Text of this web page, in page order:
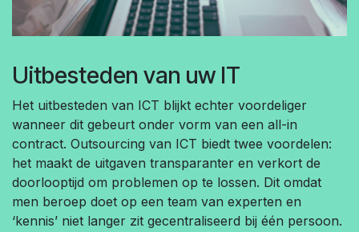
Uitbesteden van uw IT
Het uitbesteden van ICT blijkt echter voordeliger
wanneer dit gebeurt onder vorm van een all-in
contract. Outsourcing van ICT biedt twee voordelen:
het maakt de uitgaven transparanter en verkort de
doorlooptijd om problemen op te lossen. Dit omdat
men beroep doet op een team van experten en
‘kennis’ niet langer zit gecentraliseerd bij één persoon.